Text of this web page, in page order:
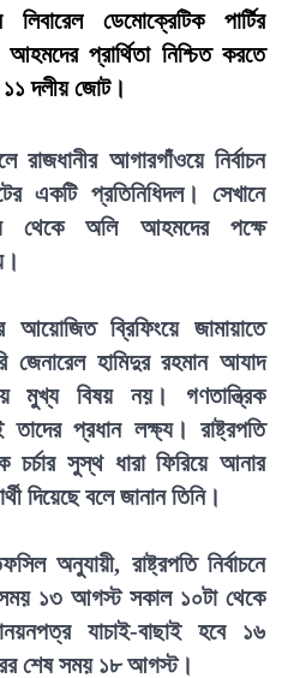
লিবারেল ডেমোক্রেটিক পার্টির
প্রার্থিতা নিশ্চিত করতে
দলীয় জোট।
আগারগাঁওয়ে নির্বাচন
একটি প্রতিনিধিদল। সেখানে
থেকে অলি আহমদের পক্ষে
ব্রিফিংয়ে জামায়াতে
জেনারেল হামিদুর রহমান আযাদ
মুখ্য বিষয় নয়। গণতান্ত্রিক
প্রধান লক্ষ্য। রাষ্ট্রপতি
চর্চার সুস্থ ধারা ফিরিয়ে আনার
দিয়েছে বলে জানান তিনি।
অনুযায়ী, রাষ্ট্রপতি নির্বাচনে
১৩ আগস্ট সকাল ১০টা থেকে
যাচাই-বাছাই হবে ১৬
শেষ সময় ১৮ আগস্ট।